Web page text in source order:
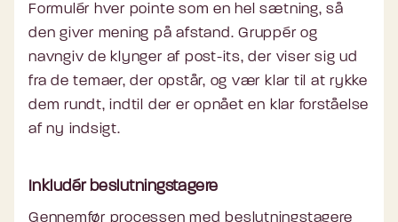
Formulér hver pointe som en hel sætning, så
den giver mening på afstand. Gruppér og
navngiv de klynger af post-its, der viser sig ud
fra de temaer, der opstår, og vær klar til at rykke
dem rundt, indtil der er opnået en klar forståelse
af ny indsigt.
Inkludér beslutningstagere
Gennemfør processen med beslutningstagere